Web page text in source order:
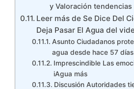
y Valoración tendencias
Leer más de Se Dice Del
Deja Pasar El Agua del
Asunto Ciudadanos
agua desde hace 57
Imprescindible Las
iAgua más
Discusión Autoridades